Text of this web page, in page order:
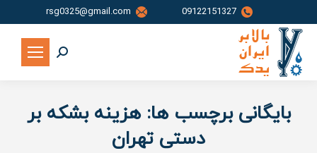
09122151327
rsg0325@gmail.com
جستجو:
بایگانی برچسب ها:هزینه بشکه بر
دستی تهران